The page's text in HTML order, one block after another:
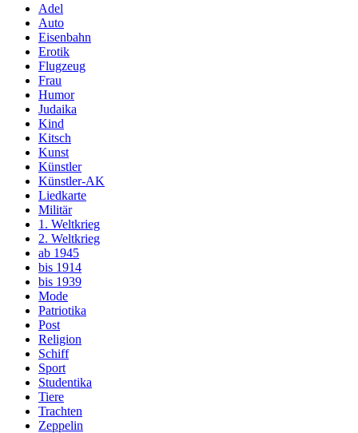
Adel
Auto
Eisenbahn
Erotik
Flugzeug
Frau
Humor
Judaika
Kind
Kitsch
Kunst
Künstler
Künstler-AK
Liedkarte
Militär
1. Weltkrieg
2. Weltkrieg
ab 1945
bis 1914
bis 1939
Mode
Patriotika
Post
Religion
Schiff
Sport
Studentika
Tiere
Trachten
Zeppelin